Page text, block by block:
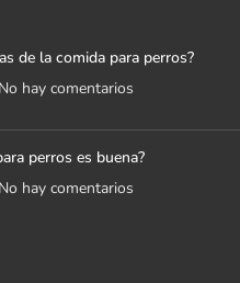
de la comida para perros?
No hay comentarios
perros es buena?
No hay comentarios